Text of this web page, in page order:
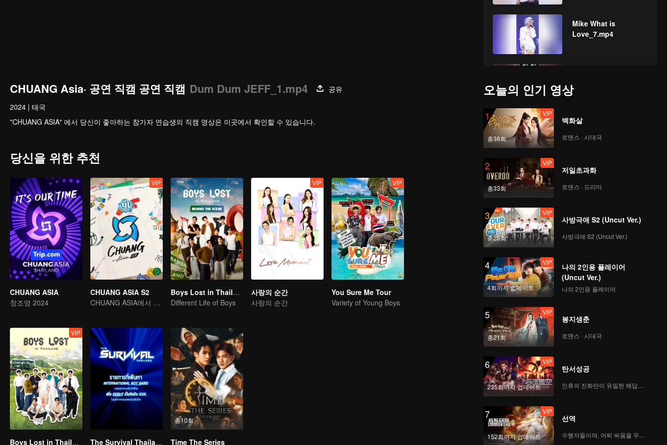
Mike What is
Love_7.mp4
Queen Card
MINNIE_1.mp4
Push No5
RJING_5.mp4
Dum Dum
MINGMING_3.mp4
Push No5
MAMCU_2.mp4
Push No5
NINNINT_3.mp4
Dum Dum
WANGKE_5.mp4
Night Walker
LYTING_2.mp4
CHUANG Asia· 공연 직캠 공연 직캠 Dum Dum JEFF_1.mp4
공유
2024 | 태국
"CHUANG ASIA" 에서 당신이 좋아하는 참가자 연습생의 직캠 영상은 이곳에서 확인할 수 있습니다.
당신을 위한 추천
CHUANG ASIA
창조영 2024
VIP
CHUANG ASIA S2
CHUANG ASIA에서 당신의 아이돌을 픽 하세요
Boys Lost in Thailand·Behind the Scene
Different Life of Boys
VIP
사랑의 순간
사랑의 순간
VIP
You Sure Me Tour
Variety of Young Boys
VIP
Boys Lost in Thailand
The Survival Thailand (Uncut Ver.)
총10회
Time The Series
오늘의 인기 영상
1
총36회
VIP
백화살
로맨스 · 시대극
2
총33회
VIP
저일초과화
로맨스 · 드라마
3
총25회
VIP
사방극애 S2 (Uncut Ver.)
사방극애 S2 (Uncut Ver.)
4
4회까지 업데이트
VIP
나의 2인용 플레이어
(Uncut Ver.)
나의 2인용 플레이어
5
총21회
VIP
봉지생춘
로맨스 · 시대극
6
235회까지 업데이트
VIP
탄서성공
인류의 진화만이 유일한 해답이다
7
152회까지 업데이트
VIP
선역